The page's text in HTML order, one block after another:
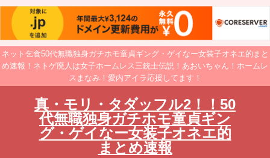
ネット乞食50代無職独身ガチホモ童貞ギング・ゲイなー女装子オネエ的まと
め速報！ネトゲ廃人は女子ホームレス三銃士伝説！あおいちゃん！ホームレ
スまなみ！愛内アイラ応援してます！
真・モリ・タダッフル2！！50
代無職独身ガチホモ童貞ギン
グ・ゲイなー女装子オネエ的
まとめ速報